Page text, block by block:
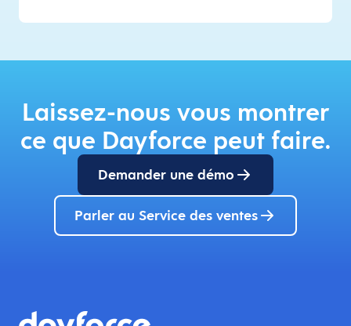
Laissez-nous vous montrer
ce que Dayforce peut faire.
Demander une démo
Parler au Service des ventes